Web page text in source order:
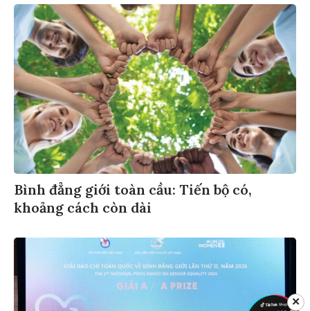
Bình đẳng giới toàn cầu: Tiến bộ có,
khoảng cách còn dài
✕